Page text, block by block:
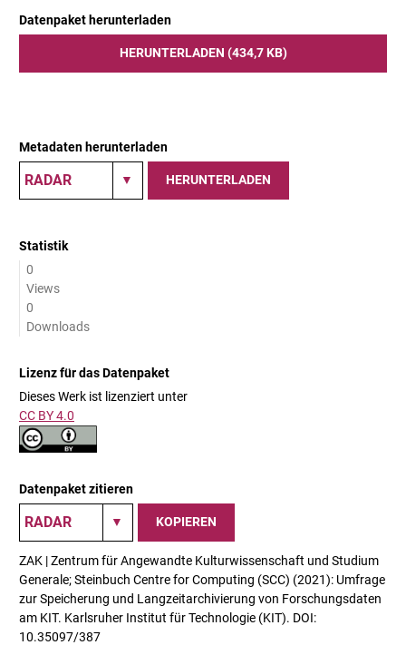
Datenpaket herunterladen
HERUNTERLADEN (434,7 KB)
Metadaten herunterladen
HERUNTERLADEN
Statistik
0
Views
0
Downloads
Lizenz für das Datenpaket
Dieses Werk ist lizenziert unter
CC BY 4.0
Datenpaket zitieren
KOPIEREN
ZAK | Zentrum für Angewandte Kulturwissenschaft und Studium
Generale; Steinbuch Centre for Computing (SCC) (2021): Umfrage
zur Speicherung und Langzeitarchivierung von Forschungsdaten
am KIT. Karlsruher Institut für Technologie (KIT). DOI:
10.35097/387